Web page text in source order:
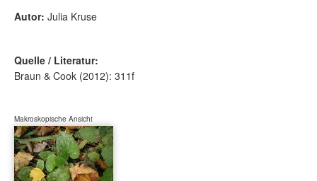
Autor: Julia Kruse
Quelle / Literatur:
Braun & Cook (2012): 311f
Makroskopische Ansicht